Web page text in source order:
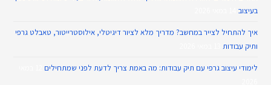
בעיצוב
איך להתחיל לצייר במחשב? מדריך מלא לציור דיגיטלי, אילוסטרייטור, טאבלט גרפי
ותיק עבודות
לימודי עיצוב גרפי עם תיק עבודות: מה באמת צריך לדעת לפני שמתחילים